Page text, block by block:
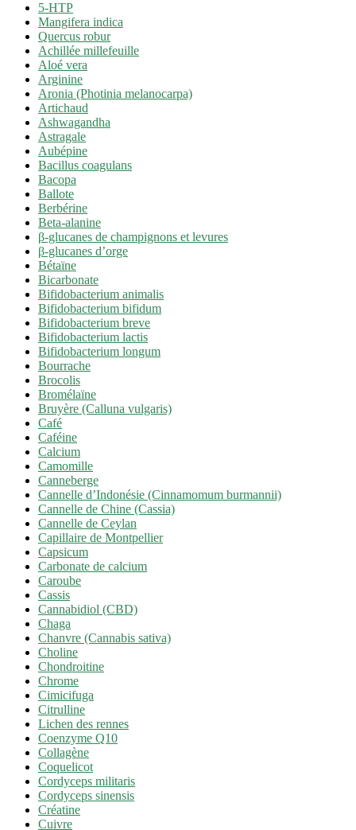
5-HTP
Mangifera indica
Quercus robur
Achillée millefeuille
Aloé vera
Arginine
Aronia (Photinia melanocarpa)
Artichaud
Ashwagandha
Astragale
Aubépine
Bacillus coagulans
Bacopa
Ballote
Berbérine
Beta-alanine
β-glucanes de champignons et levures
β-glucanes d’orge
Bétaïne
Bicarbonate
Bifidobacterium animalis
Bifidobacterium bifidum
Bifidobacterium breve
Bifidobacterium lactis
Bifidobacterium longum
Bourrache
Brocolis
Bromélaïne
Bruyère (Calluna vulgaris)
Café
Caféine
Calcium
Camomille
Canneberge
Cannelle d’Indonésie (Cinnamomum burmannii)
Cannelle de Chine (Cassia)
Cannelle de Ceylan
Capillaire de Montpellier
Capsicum
Carbonate de calcium
Caroube
Cassis
Cannabidiol (CBD)
Chaga
Chanvre (Cannabis sativa)
Choline
Chondroitine
Chrome
Cimicifuga
Citrulline
Lichen des rennes
Coenzyme Q10
Collagène
Coquelicot
Cordyceps militaris
Cordyceps sinensis
Créatine
Cuivre